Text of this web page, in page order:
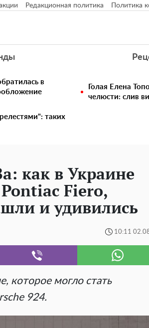
Редакционная политика Политика
в
Голая Елена
челюсти: слив
таких
как в Украине
Fiero,
и удивились
10:11
которое могло стать
924.